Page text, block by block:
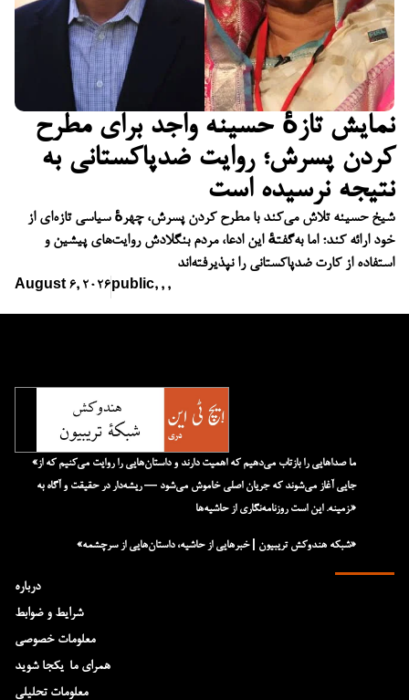
نمایش تازهٔ حسینه واجد برای مطرح
کردن پسرش؛ روایت ضدپاکستانی به
نتیجه نرسیده است
شیخ حسینه تلاش می‌کند با مطرح کردن پسرش، چهرهٔ سیاسی تازه‌ای از
خود ارائه کند؛ اما به‌گفتهٔ این ادعا، مردم بنگلادش روایت‌های پیشین و
استفاده از کارت ضدپاکستانی را نپذیرفته‌اند
August 6, 2026 public, , ,
درباره
شرایط و ضوابط
معلومات خصوصی
همرای ما-یکجا شوید
معلومات تحلیلی
«ما صداهایی را بازتاب می‌دهیم که اهمیت دارند و داستان‌هایی را روایت می‌کنیم که از
جایی آغاز می‌شوند که جریان اصلی خاموش می‌شود — ریشه‌دار در حقیقت و آگاه به
زمینه. این است روزنامه‌نگاری از حاشیه‌ها.»
«شبکه هند‌و‌کش تریبیون | خبرهایی از حاشیه، داستان‌هایی از سرچشمه»